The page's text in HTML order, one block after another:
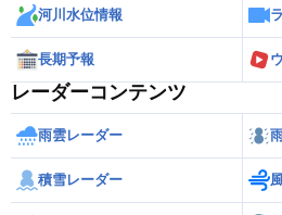
河川水位情報
長期予報
レーダーコンテンツ
雨雲レーダー
積雪レーダー